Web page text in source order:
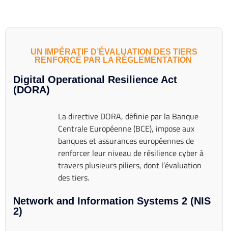
UN IMPÉRATIF D’ÉVALUATION DES TIERS
RENFORCÉ PAR LA RÉGLEMENTATION
Digital Operational Resilience Act
(DORA)
La directive DORA, définie par la Banque
Centrale Européenne (BCE), impose aux
banques et assurances européennes de
renforcer leur niveau de résilience cyber à
travers plusieurs piliers, dont l’évaluation
des tiers.
Network and Information Systems 2 (NIS
2)